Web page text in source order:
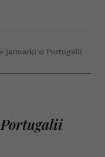
jarmarki w Portugalii